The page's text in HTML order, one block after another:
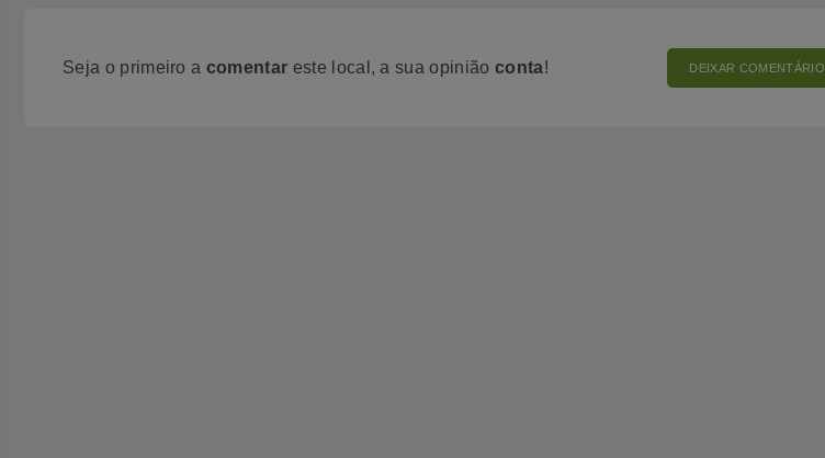
Seja o primeiro a comentar este local, a sua opinião conta! DEIXAR COMENTÁRIO